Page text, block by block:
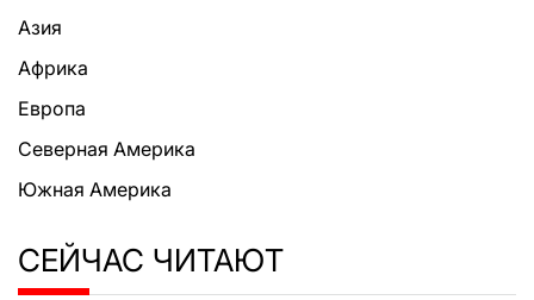
Азия
Африка
Европа
Северная Америка
Южная Америка
СЕЙЧАС ЧИТАЮТ